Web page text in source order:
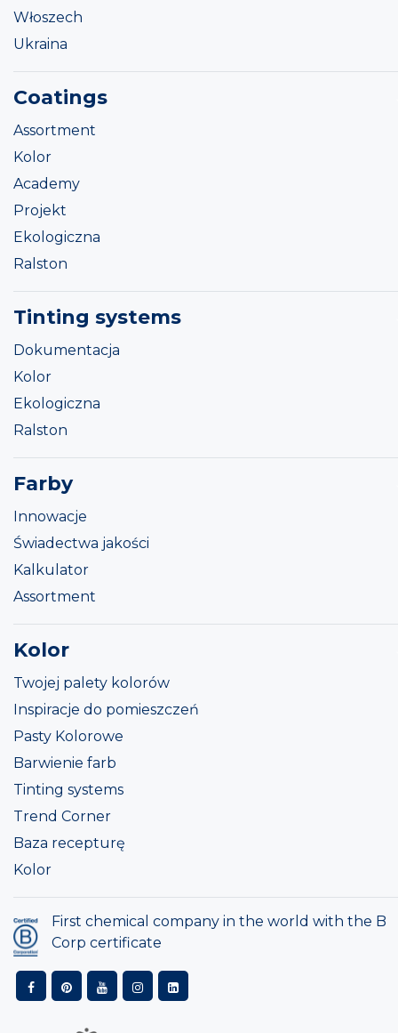
Włoszech
Ukraina
Coatings
Assortment
Kolor
Academy
Projekt
Ekologiczna
Ralston
Tinting systems
Dokumentacja
Kolor
Ekologiczna
Ralston
Farby
Innowacje
Świadectwa jakości
Kalkulator
Assortment
Kolor
Twojej palety kolorów
Inspiracje do pomieszczeń
Pasty Kolorowe
Barwienie farb
Tinting systems
Trend Corner
Baza recepturę
Kolor
First chemical company in the world with the B
Corp certificate